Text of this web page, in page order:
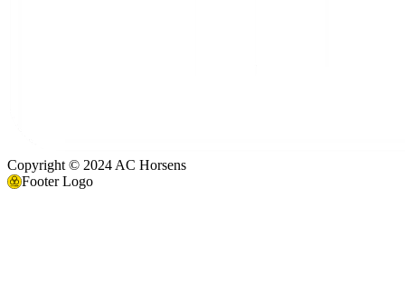
Copyright © 2024 AC Horsens
Footer Logo